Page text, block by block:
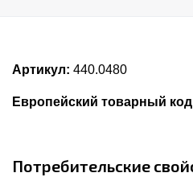
Артикул: 440.0480
Европейский товарный
Потребительские